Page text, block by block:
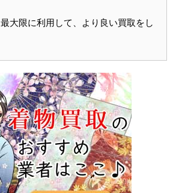
大限に利用して、より良い買取をし